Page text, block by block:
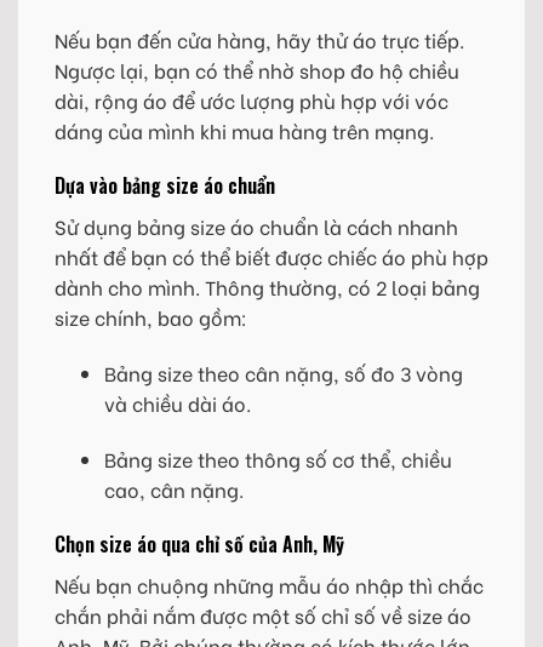
Nếu bạn đến cửa hàng, hãy thử áo trực tiếp.
Ngược lại, bạn có thể nhờ shop đo hộ chiều
dài, rộng áo để ước lượng phù hợp với vóc
dáng của mình khi mua hàng trên mạng.
Dựa vào bảng size áo chuẩn
Sử dụng bảng size áo chuẩn là cách nhanh
nhất để bạn có thể biết được chiếc áo phù hợp
dành cho mình. Thông thường, có 2 loại bảng
size chính, bao gồm:
Bảng size theo cân nặng, số đo 3 vòng
và chiều dài áo.
Bảng size theo thông số cơ thể, chiều
cao, cân nặng.
Chọn size áo qua chỉ số của Anh, Mỹ
Nếu bạn chuộng những mẫu áo nhập thì chắc
chắn phải nắm được một số chỉ số về size áo